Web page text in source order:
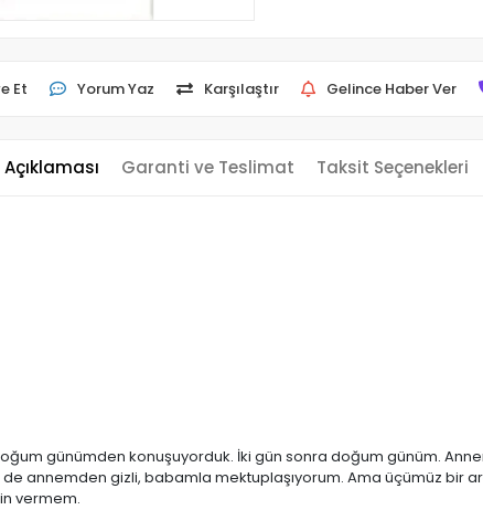
Et Yorum Yaz Karşılaştır Gelince Haber Ver
Garanti ve Teslimat Taksit Seçenekleri
günümden konuşuyorduk. İki gün sonra doğum günüm.
annemden gizli, babamla mektuplaşıyorum. Ama üçümüz bir
vermem.